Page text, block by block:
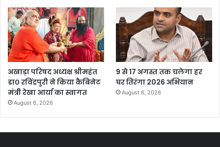
अखाड़ा परिषद अध्यक्ष श्रीमहंत
डा० रविंद्रपुरी ने किया कैबिनेट
मंत्री रेखा आर्या का स्वागत
August 6, 2026
9 से 17 अगस्त तक चलेगा हर
घर तिरंगा 2026 अभियान
August 6, 2026